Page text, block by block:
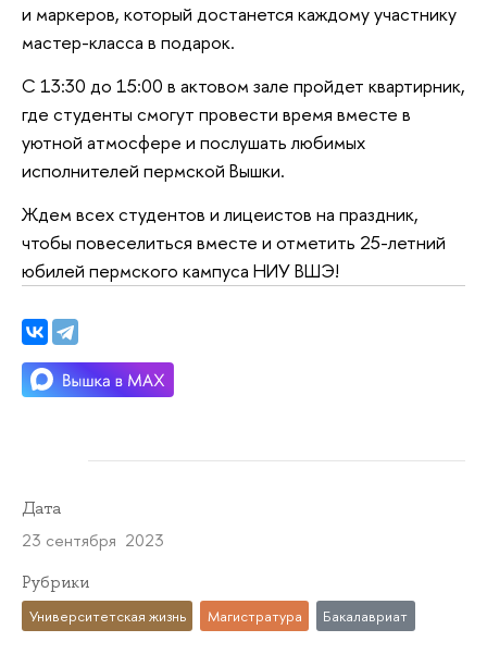
и маркеров, который достанется каждому участнику
мастер-класса в подарок.
С 13:30 до 15:00 в актовом зале пройдет квартирник,
где студенты смогут провести время вместе в
уютной атмосфере и послушать любимых
исполнителей пермской Вышки.
Ждем всех студентов и лицеистов на праздник,
чтобы повеселиться вместе и отметить 25-летний
юбилей пермского кампуса НИУ ВШЭ!
Дата
23 сентября 2023
Рубрики
Университетская жизнь Магистратура Бакалавриат